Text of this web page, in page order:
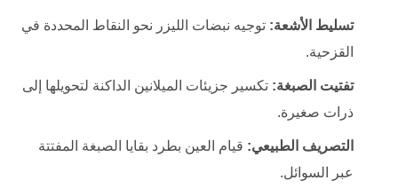
تسليط الأشعة: توجيه نبضات الليزر نحو النقاط المحددة في
القزحية.
تفتيت الصبغة: تكسير جزيئات الميلانين الداكنة لتحويلها إلى
ذرات صغيرة.
التصريف الطبيعي: قيام العين بطرد بقايا الصبغة المفتتة
عبر السوائل.